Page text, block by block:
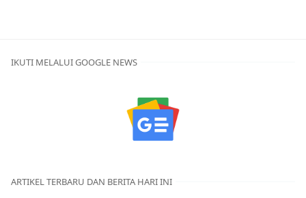
IKUTI MELALUI GOOGLE NEWS
ARTIKEL TERBARU DAN BERITA HARI INI